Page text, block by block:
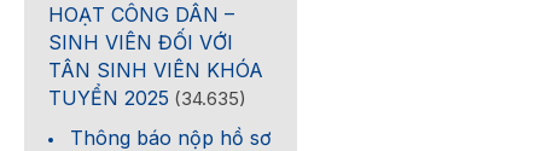
HOẠT CÔNG DÂN –
SINH VIÊN ĐỐI VỚI
TÂN SINH VIÊN KHÓA
TUYỂN 2025 (34.635)
Thông báo nộp hồ sơ